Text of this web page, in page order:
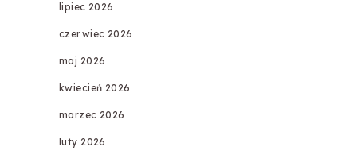
lipiec 2026
czerwiec 2026
maj 2026
kwiecień 2026
marzec 2026
luty 2026